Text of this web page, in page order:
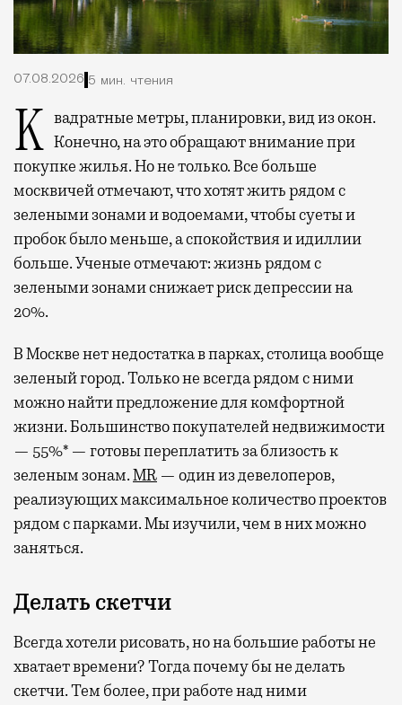
07.08.2026 5 мин. чтения
Квадратные метры, планировки, вид из окон. Конечно, на это обращают внимание при
покупке жилья. Но не только. Все больше
москвичей отмечают, что хотят жить рядом с
зелеными зонами и водоемами, чтобы суеты и
пробок было меньше, а спокойствия и идиллии
больше. Ученые отмечают: жизнь рядом с
зелеными зонами снижает риск депрессии на
20%.
В Москве нет недостатка в парках, столица вообще
зеленый город. Только не всегда рядом с ними
можно найти предложение для комфортной
жизни. Большинство покупателей недвижимости
— 55%* — готовы переплатить за близость к
зеленым зонам.MR — один из девелоперов,
реализующих максимальное количество проектов
рядом с парками. Мы изучили, чем в них можно
заняться.
Делать скетчи
Всегда хотели рисовать, но на большие работы не
хватает времени? Тогда почему бы не делать
скетчи. Тем более, при работе над ними